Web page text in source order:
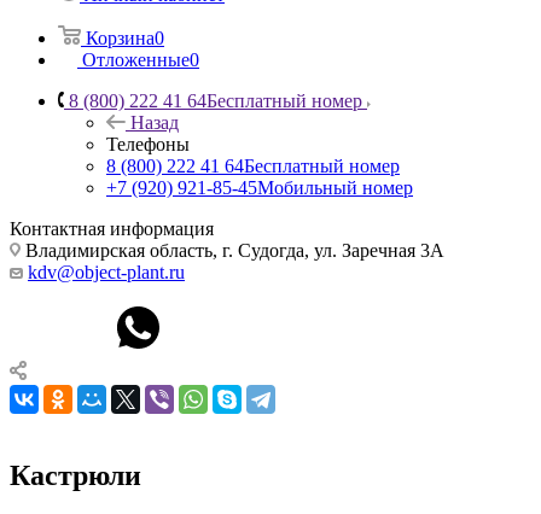
Корзина0
Отложенные0
8 (800) 222 41 64Бесплатный номер
Назад
Телефоны
8 (800) 222 41 64Бесплатный номер
+7 (920) 921-85-45Мобильный номер
Контактная информация
Владимирская область, г. Судогда, ул. Заречная 3А
kdv@object-plant.ru
Кастрюли